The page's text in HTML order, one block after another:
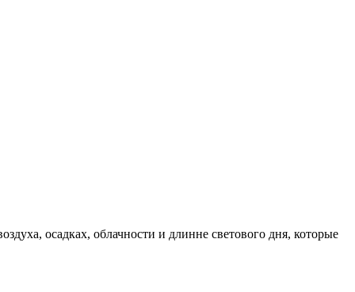
осадках, облачности и длинне светового дня, которые